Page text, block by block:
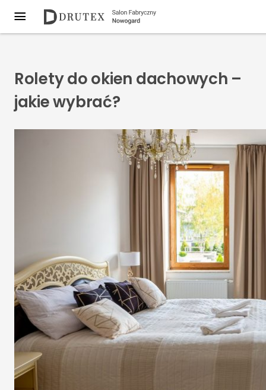
Rolety do okien dachowych –
jakie wybrać?